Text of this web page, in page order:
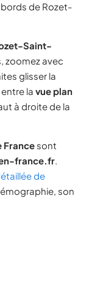
de Rozet-
Saint-
zoomez avec
glisser la
la vue plan
à droite de la
France sont
france.fr.
de
son